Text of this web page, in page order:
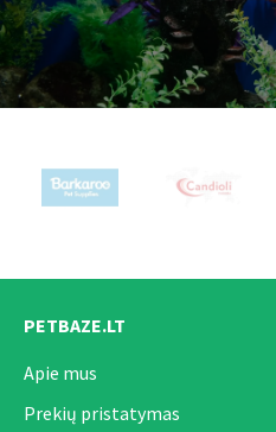
PETBAZE.LT
Apie mus
Prekių pristatymas